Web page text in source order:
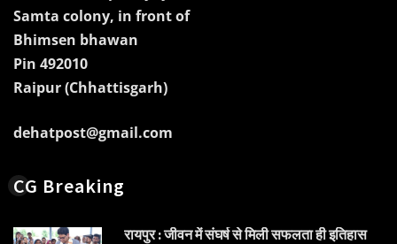
Samta colony, in front of
Bhimsen bhawan
Pin 492010
Raipur (Chhattisgarh)
dehatpost@gmail.com
CG Breaking
रायपुर : जीवन में संघर्ष से मिली सफलता ही इतिहास